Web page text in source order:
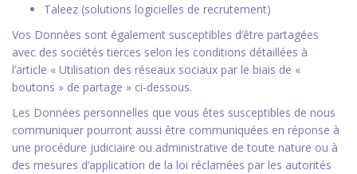
Taleez (solutions logicielles de recrutement)
Vos Données sont également susceptibles d’être partagées
avec des sociétés tierces selon les conditions détaillées à
l’article « Utilisation des réseaux sociaux par le biais de «
boutons » de partage » ci-dessous.
Les Données personnelles que vous êtes susceptibles de nous
communiquer pourront aussi être communiquées en réponse à
une procédure judiciaire ou administrative de toute nature ou à
des mesures d’application de la loi réclamées par les autorités